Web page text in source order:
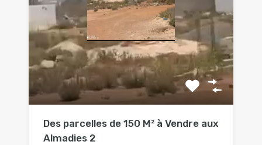
Des parcelles de 150 M² à Vendre aux
Almadies 2